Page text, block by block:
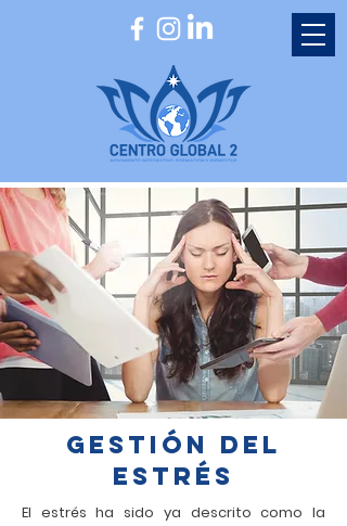
GESTIÓN DEL
ESTRÉS
El estrés ha sido ya descrito como la